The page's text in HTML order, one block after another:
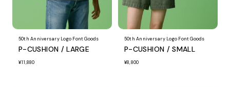
50th Anniversary Logo Font Goods
P-CUSHION / LARGE
¥11,880
50th Anniversary Logo Font Goods
P-CUSHION / SMALL
¥8,800